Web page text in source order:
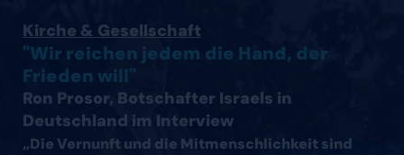
Kirche & Gesellschaft
"Wir reichen jedem die Hand, der
Frieden will"
Ron Prosor, Botschafter Israels in
Deutschland im Interview
„Die Vernunft und die Mitmenschlichkeit sind